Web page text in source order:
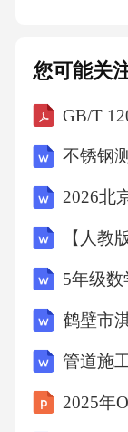
您可能关
5年级
管道施
2025年